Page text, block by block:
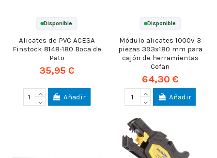
Disponible
Alicates de PVC ACESA
Finstock 8148-180 Boca de
Pato
35,95 €
Añadir
Disponible
Módulo alicates 1000v 3
piezas 393x180 mm para
cajón de herramientas
Cofan
64,30 €
Añadir